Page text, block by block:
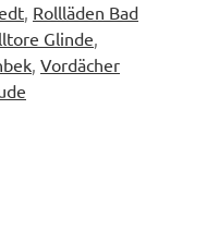
, Rollläden Bad
Glinde,
, Vordächer